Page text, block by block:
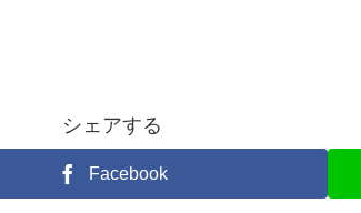
シェアする
Facebook